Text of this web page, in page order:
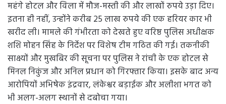
महंगे होटल और विला में मौज-मस्ती की और लाखों रुपये उड़ा दिए।
इतना ही नहीं, उन्होंने करीब 25 लाख रुपये की एक हरियर कार भी
खरीद ली। मामले की गंभीरता को देखते हुए वरिष्ठ पुलिस अधीक्षक
शशि मोहन सिंह के निर्देश पर विशेष टीम गठित की गई। तकनीकी
साक्ष्यों और मुखबिर की सूचना पर पुलिस ने रांची के एक होटल से
मिनल निकुंज और अनिल प्रधान को गिरफ्तार किया। इसके बाद अन्य
आरोपियों अभिषेक इंद्रवार, लंकेश्वर बड़ाईक और अलीशा भगत को
भी अलग-अलग स्थानों से दबोचा गया।